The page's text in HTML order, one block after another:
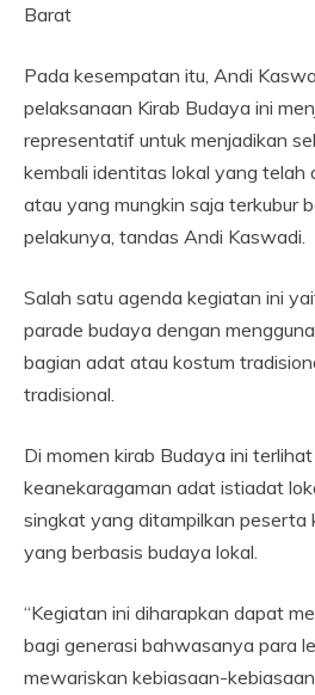
Barat
Pada kesempatan itu, Andi
pelaksanaan Kirab Budaya ini
representatif untuk menjadikan
kembali identitas lokal yang telah
atau yang mungkin saja terkubur
pelakunya, tandas Andi Kaswadi.
Salah satu agenda kegiatan ini
parade budaya dengan
bagian adat atau kostum
tradisional.
Di momen kirab Budaya ini
keanekaragaman adat istiadat
singkat yang ditampilkan peserta
yang berbasis budaya lokal.
“Kegiatan ini diharapkan dapat
bagi generasi bahwasanya para
mewariskan kebiasaan-